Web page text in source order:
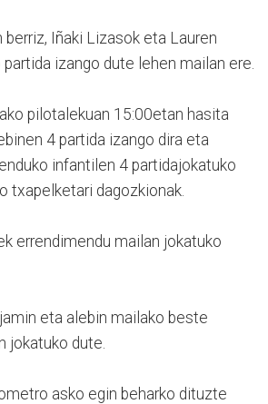
berriz, Iñaki Lizasok eta Lauren
partida izango dute lehen mailan ere.
pilotalekuan 15:00etan hasita
4 partida izango dira eta
infantilen 4 partidajokatuko
txapelketari dagozkionak.
errendimendu mailan jokatuko
eta alebin mailako beste
jokatuko dute.
asko egin beharko dituzte